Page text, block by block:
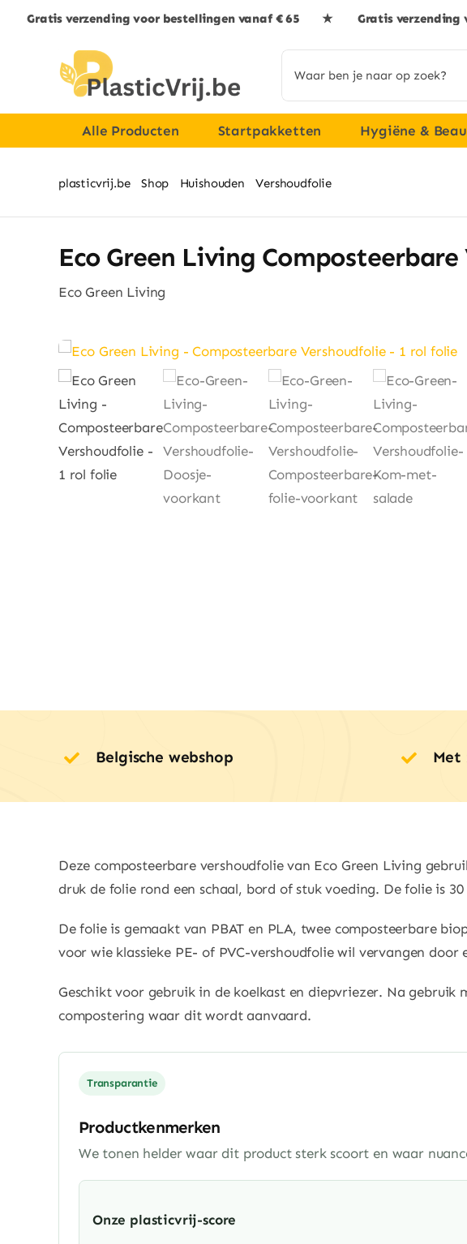
Gratis verzending voor bestellingen vanaf € 65 ★ Gratis
for:
Alle Producten Startpakketten Hygiëne &
plasticvrij.be Shop Huishouden Vershoudfolie
Eco Green Living
Eco Green Living
Belgische webshop Met
Deze composteerbare vershoudfolie van Eco Green Living
druk de folie rond een schaal, bord of stuk voeding. De folie is
De folie is gemaakt van PBAT en PLA, twee composteerbare
voor wie klassieke PE- of PVC-vershoudfolie wil vervangen
Geschikt voor gebruik in de koelkast en diepvriezer. Na
compostering waar dit wordt aanvaard.
Transparantie
Productkenmerken
We tonen helder waar dit product sterk scoort en waar
Onze plasticvrij-score